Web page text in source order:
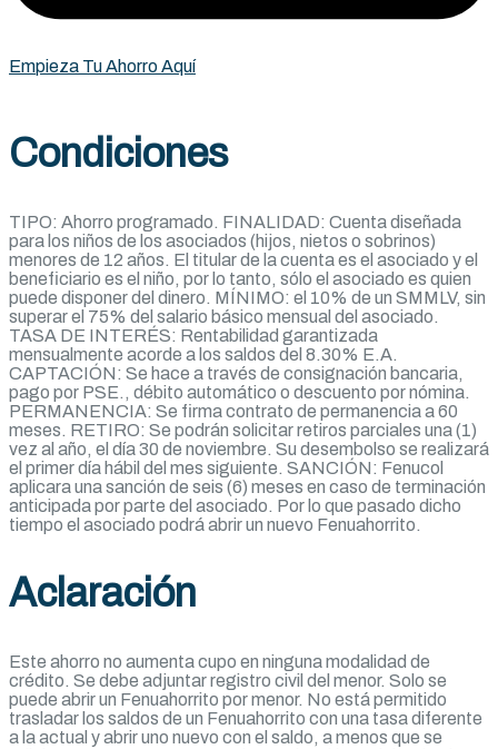
Empieza Tu Ahorro Aquí
Condiciones
TIPO: Ahorro programado. FINALIDAD: Cuenta diseñada
para los niños de los asociados (hijos, nietos o sobrinos)
menores de 12 años. El titular de la cuenta es el asociado y el
beneficiario es el niño, por lo tanto, sólo el asociado es quien
puede disponer del dinero. MÍNIMO: el 10% de un SMMLV, sin
superar el 75% del salario básico mensual del asociado.
TASA DE INTERÉS: Rentabilidad garantizada
mensualmente acorde a los saldos del 8.30% E.A.
CAPTACIÓN: Se hace a través de consignación bancaria,
pago por PSE., débito automático o descuento por nómina.
PERMANENCIA: Se firma contrato de permanencia a 60
meses. RETIRO: Se podrán solicitar retiros parciales una (1)
vez al año, el día 30 de noviembre. Su desembolso se realizará
el primer día hábil del mes siguiente. SANCIÓN: Fenucol
aplicara una sanción de seis (6) meses en caso de terminación
anticipada por parte del asociado. Por lo que pasado dicho
tiempo el asociado podrá abrir un nuevo Fenuahorrito.
Aclaración
Este ahorro no aumenta cupo en ninguna modalidad de
crédito. Se debe adjuntar registro civil del menor. Solo se
puede abrir un Fenuahorrito por menor. No está permitido
trasladar los saldos de un Fenuahorrito con una tasa diferente
a la actual y abrir uno nuevo con el saldo, a menos que se